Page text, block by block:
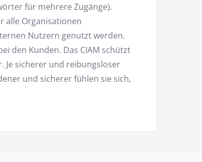
für mehrere Zugänge).
alle Organisationen
Nutzern genutzt werden.
den Kunden. Das CIAM schützt
Je sicherer und reibungsloser
und sicherer fühlen sie sich,